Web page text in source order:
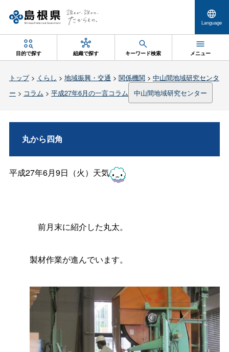
Language
目的で探す 組織で探す キーワード検索 メニュー
トップ> くらし > 地域振興・交通 > 関係機関> 中山間地域研究センタ
ー > コラム > 平成27年6月の一言コラム 中山間地域研究センター
丸から四角
平成27年6月9日（火）天気
前月末に紹介した丸太。
製材作業が進んでいます。